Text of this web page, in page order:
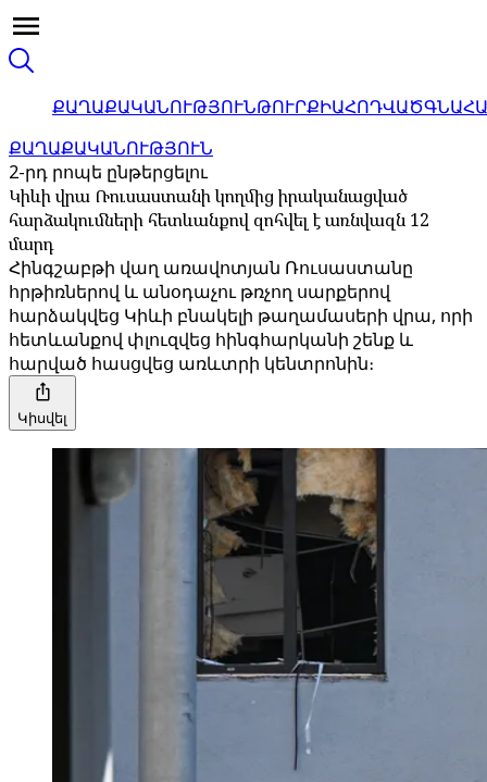
ՔԱՂԱՔԱԿԱՆՈՒԹՅՈՒՆԹՈՒՐՔԻԱՀՈԴՎԱԾ
ՔԱՂԱՔԱԿԱՆՈՒԹՅՈՒՆ
2-րդ րոպե ընթերցելու
Կիևի վրա Ռուսաստանի կողմից իրականացված
հարձակումների հետևանքով զոհվել է առնվազն 12
մարդ
Հինգշաբթի վաղ առավոտյան Ռուսաստանը
հրթիռներով և անօդաչու թռչող սարքերով
հարձակվեց Կիևի բնակելի թաղամասերի վրա, որի
հետևանքով փլուզվեց հինգհարկանի շենք և
հարված հասցվեց առևտրի կենտրոնին։
Կիսվել